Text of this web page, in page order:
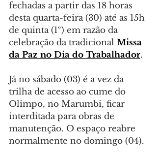
fechadas a partir das 18 horas
desta quarta-feira (30) até as 15h
de quinta (1º) em razão da
celebração da tradicional Missa
da Paz no Dia do Trabalhador.
Já no sábado (03) é a vez da
trilha de acesso ao cume do
Olimpo, no Marumbi, ficar
interditada para obras de
manutenção. O espaço reabre
normalmente no domingo (04).